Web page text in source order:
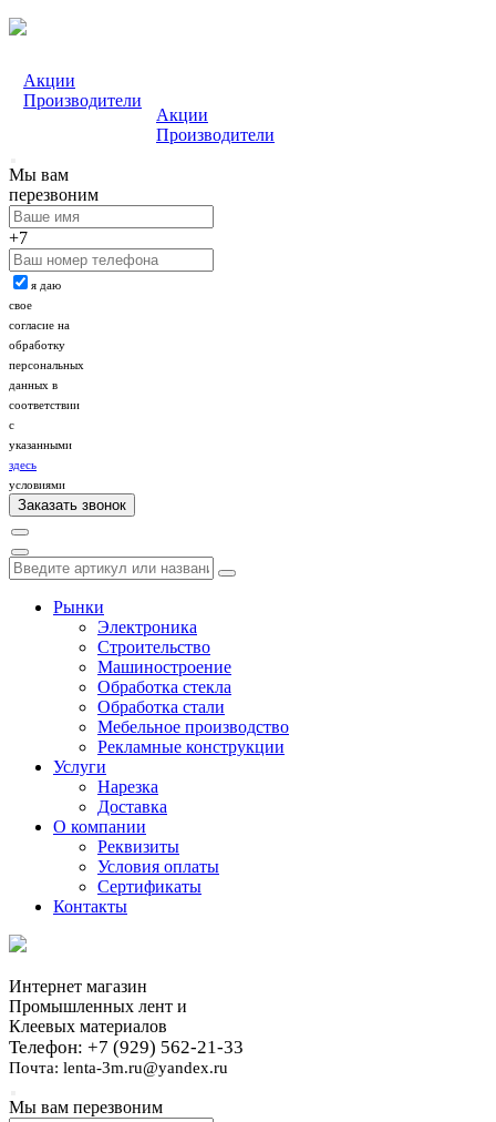
Акции
Производители
Акции
Производители
Мы вам
перезвоним
+7
я даю
свое
согласие на
обработку
персональных
данных в
соответствии
с
указанными
здесь
условиями
Рынки
Электроника
Строительство
Машиностроение
Обработка стекла
Обработка стали
Мебельное производство
Рекламные конструкции
Услуги
Нарезка
Доставка
О компании
Реквизиты
Условия оплаты
Сертификаты
Контакты
Интернет магазин
Промышленных лент и
Клеевых материалов
Телефон: +7 (929) 562-21-33
Почта: lenta-3m.ru@yandex.ru
Мы вам перезвоним